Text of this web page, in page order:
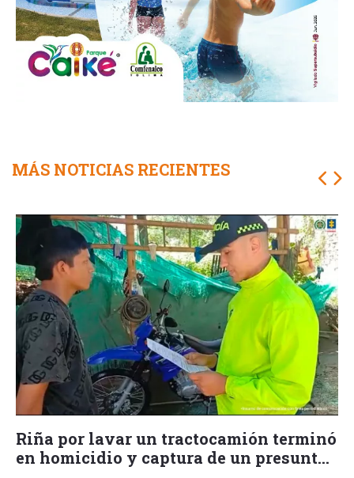
MÁS NOTICIAS RECIENTES
Riña por lavar un tractocamión terminó
en homicidio y captura de un presunto